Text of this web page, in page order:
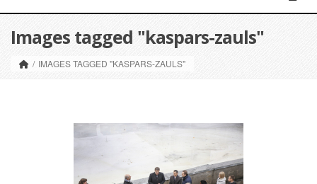
Images tagged "kaspars-zauls"
/ IMAGES TAGGED "KASPARS-ZAULS"